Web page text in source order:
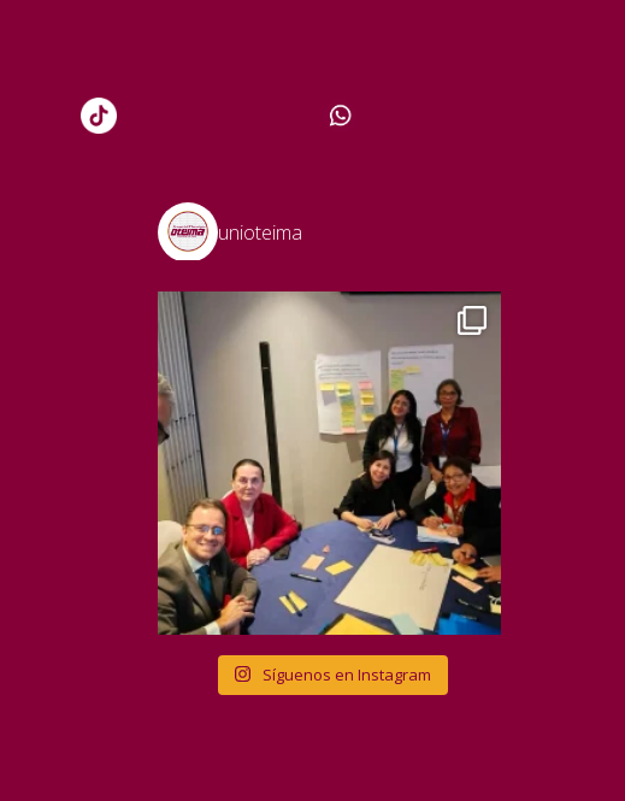
unioteima
Síguenos en Instagram